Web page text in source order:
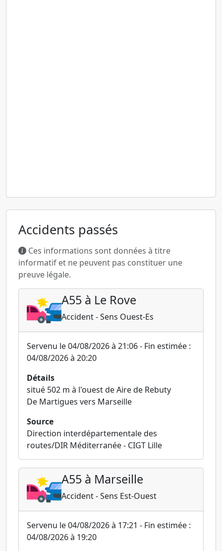
Accidents passés
Ces informations sont données à titre
informatif et ne peuvent pas constituer une
preuve légale.
A55 à Le Rove
Accident - Sens Ouest-Es
Servenu le 04/08/2026 à 21:06 - Fin estimée :
04/08/2026 à 20:20
Détails
situé 502 m à l'ouest de Aire de Rebuty
De Martigues vers Marseille
Source
Direction interdépartementale des
routes/DIR Méditerranée - CIGT Lille
A55 à Marseille
Accident - Sens Est-Ouest
Servenu le 04/08/2026 à 17:21 - Fin estimée :
04/08/2026 à 19:20